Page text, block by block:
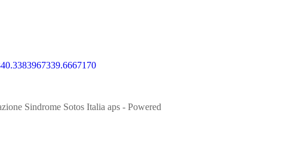
339.6667170
Sindrome Sotos Italia aps - Powered